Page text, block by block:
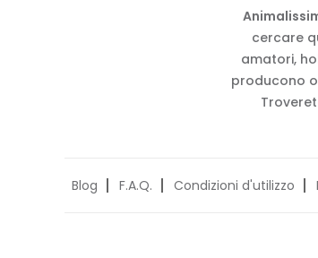
cercare
amatori,
producono
Blog F.A.Q. Condizioni d'utilizzo